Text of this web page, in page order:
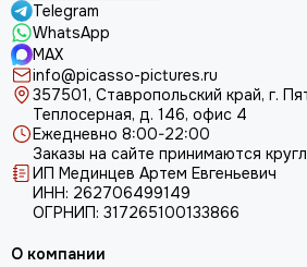
Telegram
WhatsApp
MAX
info@picasso-pictures.ru
357501, Ставропольский край, г.
Теплосерная, д. 146, офис 4
Ежедневно 8:00-22:00
Заказы на сайте принимаются
ИП Мединцев Артем Евгеньевич
ИНН: 262706499149
ОГРНИП: 317265100133866
О компании